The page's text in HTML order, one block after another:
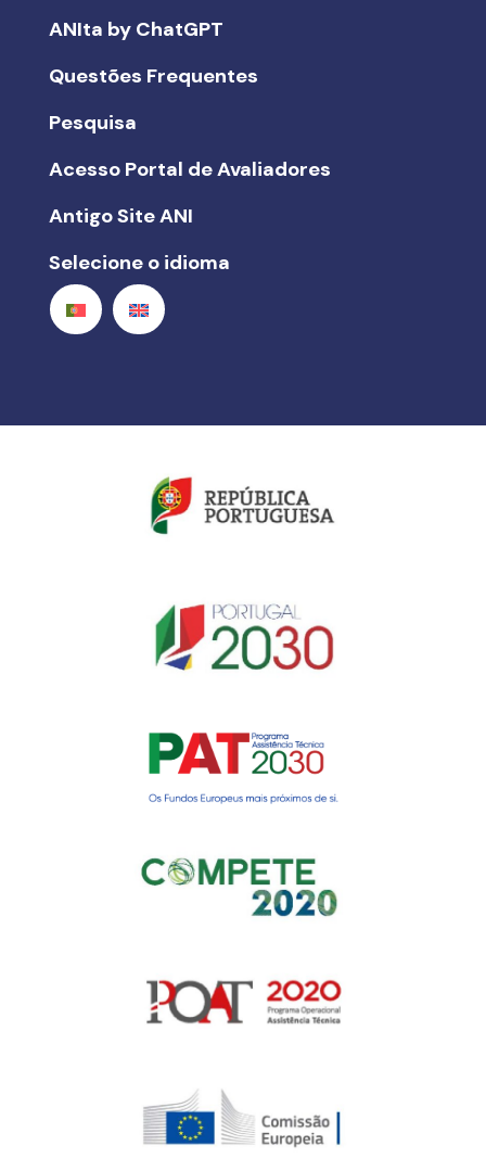
Gerir o Consentimento de
Cookies
ANIta by ChatGPT
Questões Frequentes
Pesquisa
Acesso Portal de Avaliadores
Antigo Site ANI
Selecione o idioma